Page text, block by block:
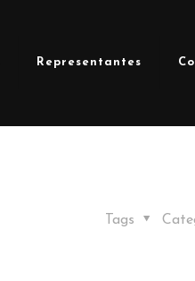
Representantes
Tags